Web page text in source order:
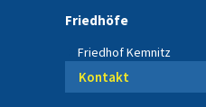
Friedhöfe
Friedhof Kemnitz
Kontakt